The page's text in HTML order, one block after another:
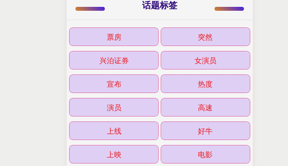
话题标签
票房 突然
兴泊证券 女演员
宣布 热度
演员 高速
上线 好牛
上映 电影